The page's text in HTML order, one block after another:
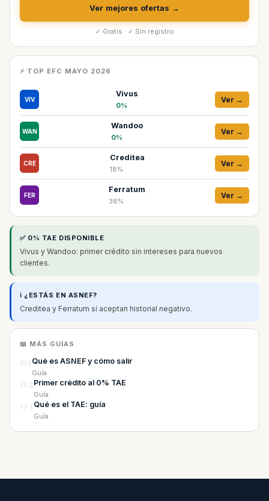
Ver mejores ofertas →
✓ Gratis · ✓ Sin registro
⚡ TOP EFC MAYO 2026
VIV
Vivus
0%
Ver →
WAN
Wandoo
0%
Ver →
CRE
Creditea
18%
Ver →
FER
Ferratum
36%
Ver →
✅ 0% TAE DISPONIBLE
Vivus y Wandoo: primer crédito sin intereses para nuevos
clientes.
ℹ️ ¿ESTÁS EN ASNEF?
Creditea y Ferratum sí aceptan historial negativo.
📖 MÁS GUÍAS
Qué es ASNEF y cómo salir
Guía
Primer crédito al 0% TAE
Guía
Qué es el TAE: guía
Guía